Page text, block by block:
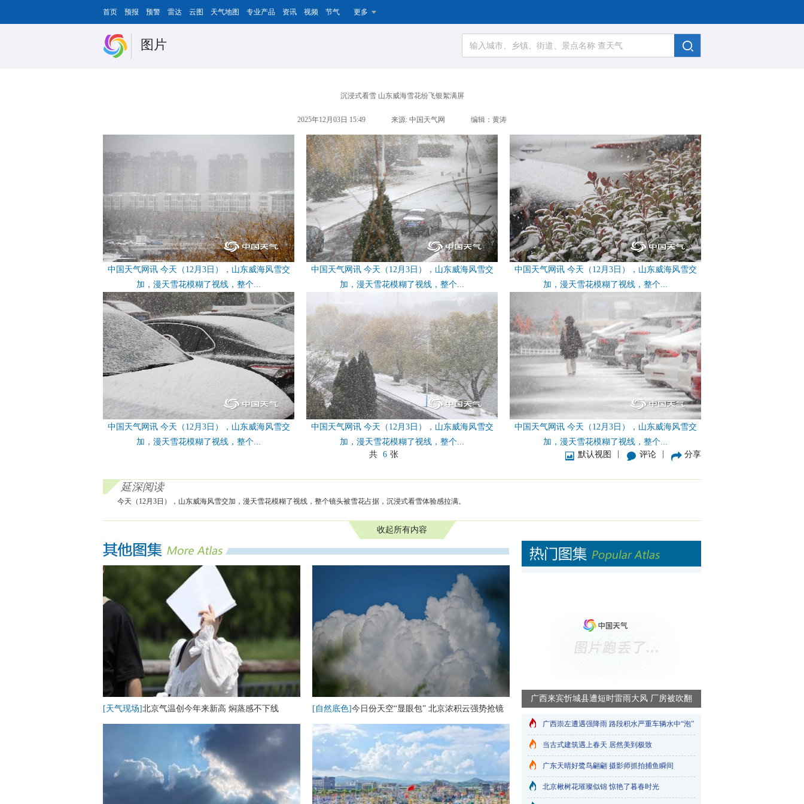
首页 预报 预警 雷达 云图 天气地图 专业产品 资讯 视频 节气 更多
图片
沉浸式看雪 山东威海雪花纷飞银絮满屏
2025年12月03日 15:49 来源: 中国天气网 编辑：黄涛
中国天气网讯 今天（12月3日），山东威海风雪交
加，漫天雪花模糊了视线，整个...
中国天气网讯 今天（12月3日），山东威海风雪交
加，漫天雪花模糊了视线，整个...
中国天气网讯 今天（12月3日），山东威海风雪交
加，漫天雪花模糊了视线，整个...
中国天气网讯 今天（12月3日），山东威海风雪交
加，漫天雪花模糊了视线，整个...
中国天气网讯 今天（12月3日），山东威海风雪交
加，漫天雪花模糊了视线，整个...
中国天气网讯 今天（12月3日），山东威海风雪交
加，漫天雪花模糊了视线，整个...
共 6 张 默认视图 评论 分享
延深阅读
今天（12月3日），山东威海风雪交加，漫天雪花模糊了视线，整个镜头被雪花占据，沉浸式看雪体验感拉满。
收起所有内容
[天气现场]北京气温创今年来新高 焖蒸感不下线 [自然底色]今日份天空“显眼包” 北京浓积云强势抢镜
广西来宾忻城县遭短时雷雨大风 厂房被吹翻
广西崇左遭遇强降雨 路段积水严重车辆水中“泡”​
当古式建筑遇上春天 居然美到极致
广东天晴好鹭鸟翩翩 摄影师抓拍捕鱼瞬间
北京楸树花璀璨似锦 惊艳了暮春时光